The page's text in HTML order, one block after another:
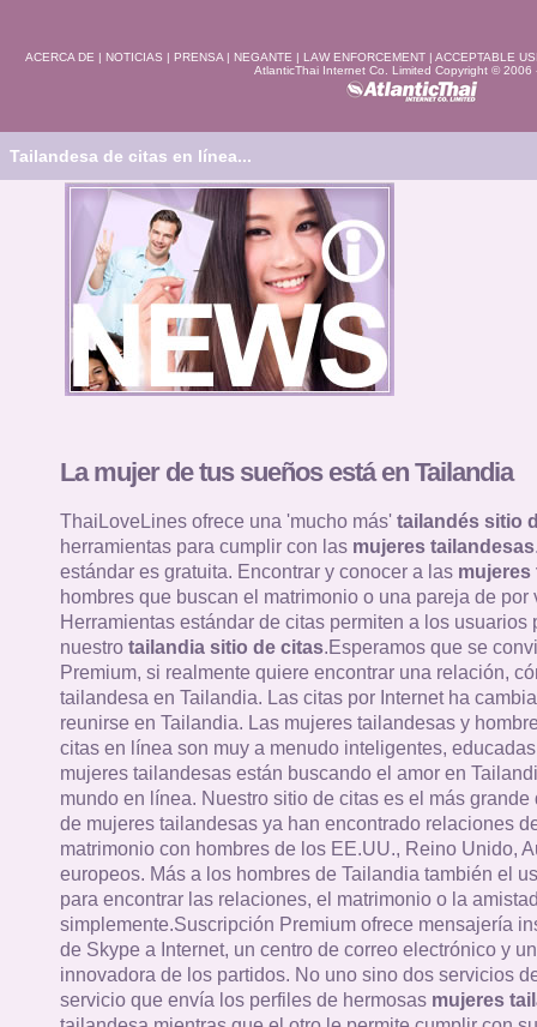
ACERCA DE | NOTICIAS | PRENSA| NEGANTE | LAW ENFORCEMENT| ACCEPTABLE
AtlanticThai Internet Co. Limited Copyright © 2006
Tailandesa de citas en línea...
La mujer de tus sueños está en Tailandia
ThaiLoveLines ofrece una 'mucho más' tailandés sitio
herramientas para cumplir con las mujeres tailandesas
estándar es gratuita. Encontrar y conocer a las mujeres
hombres que buscan el matrimonio o una pareja de por
Herramientas estándar de citas permiten a los usuarios
nuestro tailandia sitio de citas.Esperamos que se
Premium, si realmente quiere encontrar una relación,
tailandesa en Tailandia. Las citas por Internet ha
reunirse en Tailandia. Las mujeres tailandesas y
citas en línea son muy a menudo inteligentes,
mujeres tailandesas están buscando el amor en
mundo en línea. Nuestro sitio de citas es el más grande
de mujeres tailandesas ya han encontrado relaciones
matrimonio con hombres de los EE.UU., Reino Unido,
europeos. Más a los hombres de Tailandia también el
para encontrar las relaciones, el matrimonio o la
simplemente.Suscripción Premium ofrece mensajería
de Skype a Internet, un centro de correo electrónico y
innovadora de los partidos. No uno sino dos servicios
servicio que envía los perfiles de hermosas mujeres